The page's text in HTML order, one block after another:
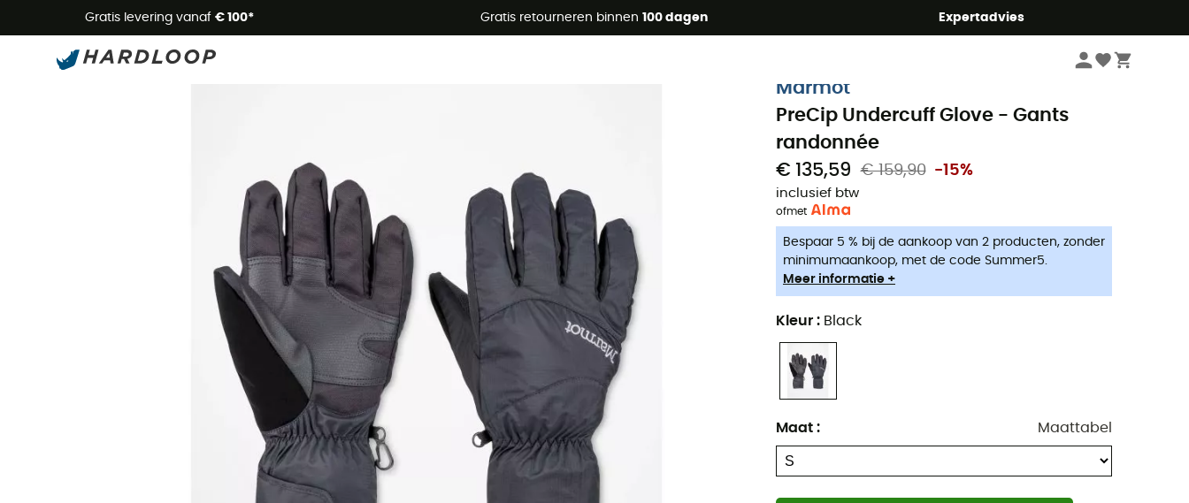
Gratis levering vanaf € 100* Gratis retourneren binnen 100 dagen Expertadvies
Zomeraanbiedingen 🔥 -5% EXTRA vanaf 2 producten* met code Summer5
Handschoenen & Wanten heren
Marmot
PreCip Undercuff Glove - Gants
randonnée
€ 135,59
€ 159,90 -15%
inclusief btw
ofmet
Bespaar 5 % bij de aankoop van 2 producten, zonder
minimumaankoop, met de code Summer5.
Meer informatie +
Kleur : Black
Maat : Maattabel